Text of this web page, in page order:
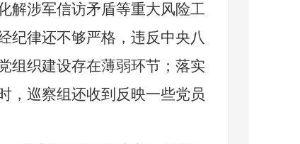
解涉军信访矛盾等重大风险工
纪律还不够严格，违反中央八
组织建设存在薄弱环节 ； 落实
，巡察组还收到反映一些党员